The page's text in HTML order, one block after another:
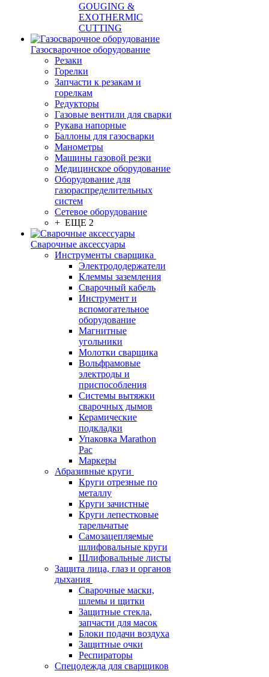
GOUGING &
EXOTHERMIC
CUTTING
Газосварочное оборудование
Резаки
Горелки
Запчасти к резакам и
горелкам
Редукторы
Газовые вентили для сварки
Рукава напорные
Баллоны для газосварки
Манометры
Машины газовой резки
Медицинское оборудование
Оборудование для
газораспределительных
систем
Сетевое оборудование
+ ЕЩЕ 2
Сварочные аксессуары
Инструменты сварщика
Электрододержатели
Клеммы заземления
Сварочный кабель
Инструмент и
вспомогательное
оборудование
Магнитные
угольники
Молотки сварщика
Вольфрамовые
электроды и
приспособления
Системы вытяжки
сварочных дымов
Керамические
подкладки
Упаковка Marathon
Pac
Маркеры
Абразивные круги
Круги отрезные по
металлу
Круги зачистные
Круги лепестковые
тарельчатые
Самозацепляемые
шлифовальные круги
Шлифовальные листы
Защита лица, глаз и органов
дыхания
Сварочные маски,
шлемы и щитки
Защитные стекла,
запчасти для масок
Блоки подачи воздуха
Защитные очки
Респираторы
Спецодежда для сварщиков